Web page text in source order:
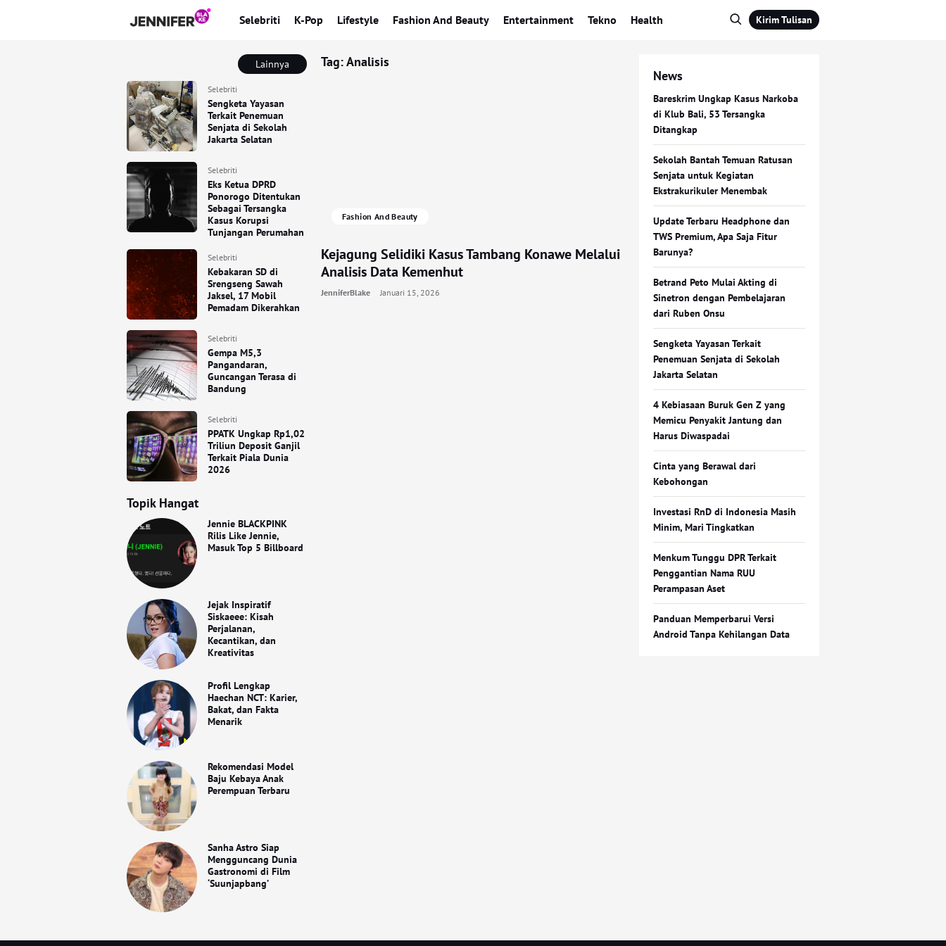
Selebriti K-Pop Lifestyle Fashion And Beauty Entertainment Tekno Health Kirim Tulisan
Lainnya
Selebriti
Sengketa Yayasan
Terkait Penemuan
Senjata di Sekolah
Jakarta Selatan
Selebriti
Eks Ketua DPRD
Ponorogo Ditentukan
Sebagai Tersangka
Kasus Korupsi
Tunjangan Perumahan
Selebriti
Kebakaran SD di
Srengseng Sawah
Jaksel, 17 Mobil
Pemadam Dikerahkan
Selebriti
Gempa M5,3
Pangandaran,
Guncangan Terasa di
Bandung
Selebriti
PPATK Ungkap Rp1,02
Triliun Deposit Ganjil
Terkait Piala Dunia
2026
Topik Hangat
Jennie BLACKPINK
Rilis Like Jennie,
Masuk Top 5 Billboard
Jejak Inspiratif
Siskaeee: Kisah
Perjalanan,
Kecantikan, dan
Kreativitas
Profil Lengkap
Haechan NCT: Karier,
Bakat, dan Fakta
Menarik
Rekomendasi Model
Baju Kebaya Anak
Perempuan Terbaru
Sanha Astro Siap
Mengguncang Dunia
Gastronomi di Film
‘Suunjapbang’
Tag:Analisis
Fashion And Beauty
Kejagung Selidiki Kasus Tambang Konawe Melalui
Analisis Data Kemenhut
JenniferBlake Januari 15, 2026
News
Bareskrim Ungkap Kasus Narkoba
di Klub Bali, 53 Tersangka
Ditangkap
Sekolah Bantah Temuan Ratusan
Senjata untuk Kegiatan
Ekstrakurikuler Menembak
Update Terbaru Headphone dan
TWS Premium, Apa Saja Fitur
Barunya?
Betrand Peto Mulai Akting di
Sinetron dengan Pembelajaran
dari Ruben Onsu
Sengketa Yayasan Terkait
Penemuan Senjata di Sekolah
Jakarta Selatan
4 Kebiasaan Buruk Gen Z yang
Memicu Penyakit Jantung dan
Harus Diwaspadai
Cinta yang Berawal dari
Kebohongan
Investasi RnD di Indonesia Masih
Minim, Mari Tingkatkan
Menkum Tunggu DPR Terkait
Penggantian Nama RUU
Perampasan Aset
Panduan Memperbarui Versi
Android Tanpa Kehilangan Data